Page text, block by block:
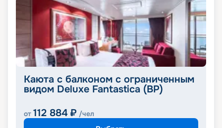
Каюта с балконом с ограниченным
видом Deluxe Fantastica (BP)
от 112 884 ₽ /чел